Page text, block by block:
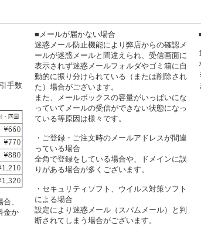
手数
、
金か
■メールが届かない場合
迷惑メール防止機能により弊店からの確認メ
ールが迷惑メールと間違えられ、受信画面に
表示されず迷惑メールフォルダやゴミ箱に自
動的に振り分けられている（または削除され
た）場合がございます。
また、メールボックスの容量がいっぱいにな
っていてメールの受信ができない状態になっ
ている等原因は様々です。
・ご登録・ご注文時のメールアドレスが間違
っている場合
全角で登録をしている場合や、ドメインに誤
りがある場合が多くございます。
・セキュリティソフト、ウイルス対策ソフト
による場合
設定により迷惑メール（スパムメール）と判
断されてしまう場合がございます。